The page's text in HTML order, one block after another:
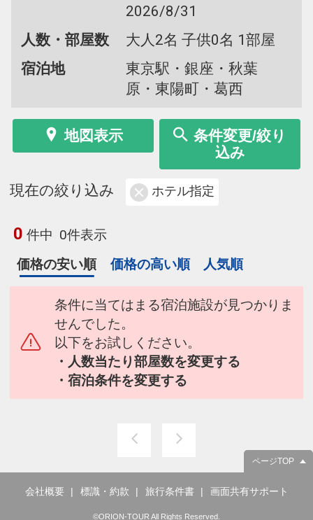
2026/8/31
人数・部屋数
大人2名 子供0名 1部屋
宿泊地
東京駅・銀座・秋葉
原・東陽町・葛西
地図表示
条件変更/絞り
込み
現在の絞り込み ホテル指定
0 件中 0件表示
価格の安い順
価格の高い順 人気順
条件に当てはまる宿泊施設が見つかりま
せんでした。
以下をお試しください。
・人数当たり部屋数を変更する
・宿泊条件を変更する
ページTOP
会社概要 標識・約款 旅行条件書 画面共有サポート
©ORION-TOUR All Rights Reserved.